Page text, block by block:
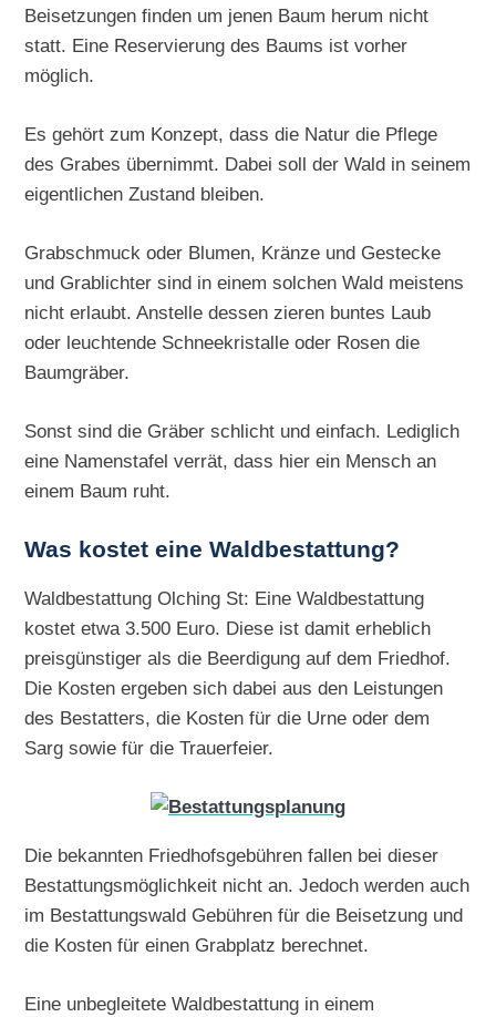
Beisetzungen finden um jenen Baum herum nicht
statt. Eine Reservierung des Baums ist vorher
möglich.
Es gehört zum Konzept, dass die Natur die Pflege
des Grabes übernimmt. Dabei soll der Wald in seinem
eigentlichen Zustand bleiben.
Grabschmuck oder Blumen, Kränze und Gestecke
und Grablichter sind in einem solchen Wald meistens
nicht erlaubt. Anstelle dessen zieren buntes Laub
oder leuchtende Schneekristalle oder Rosen die
Baumgräber.
Sonst sind die Gräber schlicht und einfach. Lediglich
eine Namenstafel verrät, dass hier ein Mensch an
einem Baum ruht.
Was kostet eine Waldbestattung?
Waldbestattung Olching St: Eine Waldbestattung
kostet etwa 3.500 Euro. Diese ist damit erheblich
preisgünstiger als die Beerdigung auf dem Friedhof.
Die Kosten ergeben sich dabei aus den Leistungen
des Bestatters, die Kosten für die Urne oder dem
Sarg sowie für die Trauerfeier.
Die bekannten Friedhofsgebühren fallen bei dieser
Bestattungsmöglichkeit nicht an. Jedoch werden auch
im Bestattungswald Gebühren für die Beisetzung und
die Kosten für einen Grabplatz berechnet.
Eine unbegleitete Waldbestattung in einem